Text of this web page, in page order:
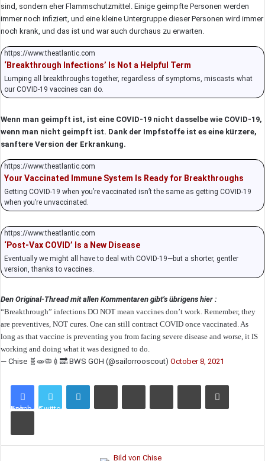
sind, sondern eher Flammschutzmittel. Einige geimpfte Personen werden
immer noch infiziert, und eine kleine Untergruppe dieser Personen wird immer
noch krank, und das ist und war auch durchaus zu erwarten.
https://www.theatlantic.com
‘Breakthrough Infections’ Is Not a Helpful Term
Lumping all breakthroughs together, regardless of symptoms, miscasts what
our COVID-19 vaccines can do.
Wenn man geimpft ist, ist eine COVID-19 nicht dasselbe wie COVID-19,
wenn man nicht geimpft ist. Dank der Impfstoffe ist es eine kürzere,
sanftere Version der Erkrankung.
https://www.theatlantic.com
Your Vaccinated Immune System Is Ready for Breakthroughs
Getting COVID-19 when you’re vaccinated isn’t the same as getting COVID-19
when you’re unvaccinated.
https://www.theatlantic.com
‘Post-Vax COVID’ Is a New Disease
Eventually we might all have to deal with COVID-19—but a shorter, gentler
version, thanks to vaccines.
Den Original-Thread mit allen Kommentaren gibt’s übrigens hier :
“Breakthrough” infections DO NOT mean vaccines don’t work. Remember, they
are preventives, NOT cures. One can still contract COVID once vaccinated. As
long as that vaccine is preventing you from facing severe disease and worse, it IS
working and doing what it was designed to do.
— Chise 🧬🧫🦠💉🔜 BWS GOH (@sailorrooscout) October 8, 2021
Facebook Twitter
LinkedInTumblr PinterestReddit VKontakteTeile per E-Mail
Drucken